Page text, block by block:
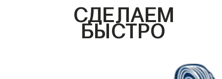
СДЕЛАЕМ
БЫСТРО